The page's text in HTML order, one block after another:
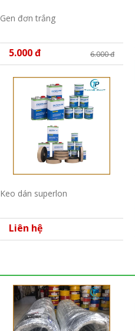
Gen đơn trắng
5.000 đ 6.000 đ
Keo dán superlon
Liên hệ